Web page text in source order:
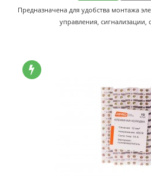
Предназначена для удобства монтажа
управления, сигнализации,